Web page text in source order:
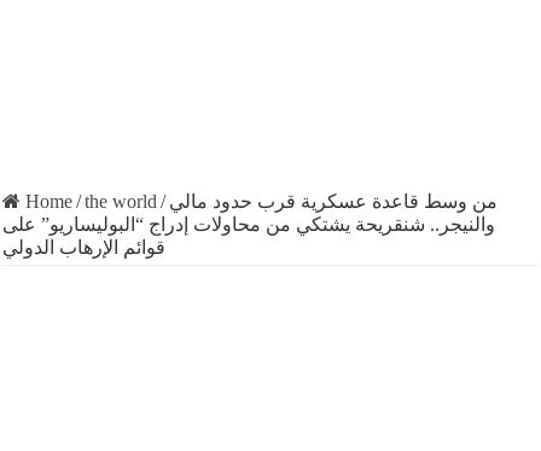
Home/the world / من وسط قاعدة عسكرية قرب حدود مالي
والنيجر.. شنقريحة يشتكي من محاولات إدراج “البوليساريو” على
قوائم الإرهاب الدولي